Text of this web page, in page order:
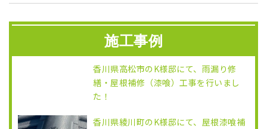
施工事例
香川県高松市のK様邸にて、雨漏り修
繕・屋根補修（漆喰）工事を行いまし
た！
香川県綾川町のK様邸にて、屋根漆喰補